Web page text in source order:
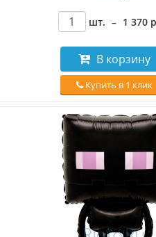
шт. – 1 370
В корзину
Купить в 1 клик